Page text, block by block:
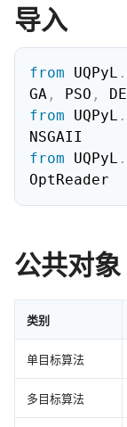
导入
from UQPyL .
GA , PSO ,
from UQPyL .
from UQPyL .
OptReader
公共对象
类别
单目标算法
多目标算法